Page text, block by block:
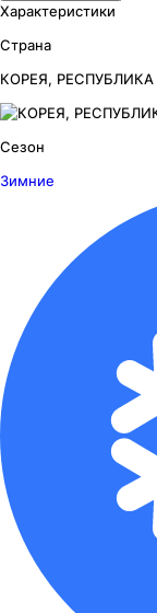
Характеристики
Страна
КОРЕЯ, РЕСПУБЛИКА
Сезон
Зимние